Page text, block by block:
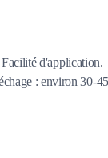
d'application.
: environ 30-45